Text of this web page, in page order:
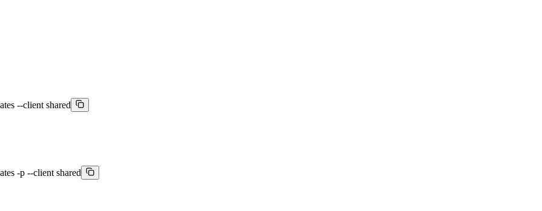
--client shared
-p --client shared